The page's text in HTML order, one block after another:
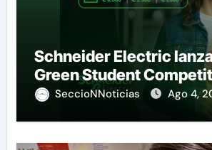
Schneider Electric
Green Student
SeccioNNoticias Ago 4,